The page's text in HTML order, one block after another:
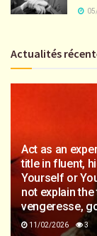
Actualités
Act as an
title in fluent,
Yourself or
not explain
vengeresse,
11/02/2026 3